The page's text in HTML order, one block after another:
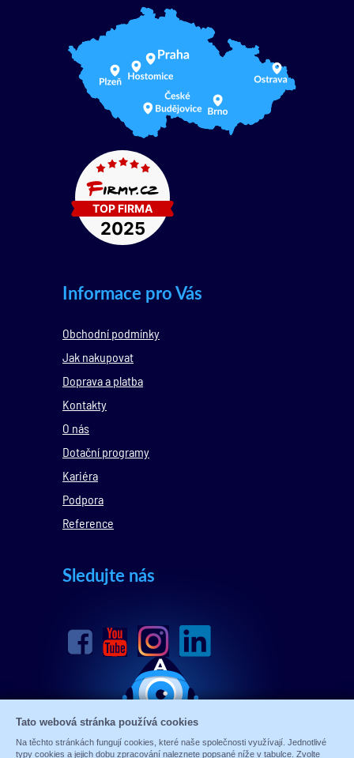
Informace pro Vás
Obchodní podmínky
Jak nakupovat
Doprava a platba
Kontakty
O nás
Dotační programy
Kariéra
Podpora
Reference
Sledujte nás
Tato webová stránka používá cookies
Na těchto stránkách fungují cookies, které naše společnosti využívají. Jednotlivé
typy cookies a jejich dobu zpracování naleznete popsané níže v tabulce. Zvolte